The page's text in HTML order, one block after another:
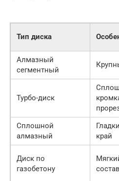
Тип диска
Алмазный
сегментный
Турбо-диск
Сплошной
алмазный
край
Диск по
газобетону
состав